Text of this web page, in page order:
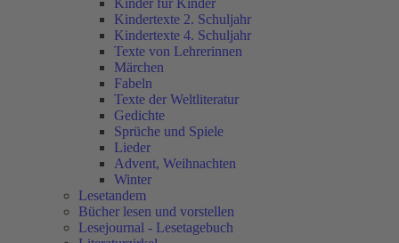
Kinder für Kinder
Kindertexte 2. Schuljahr
Kindertexte 4. Schuljahr
Texte von Lehrerinnen
Märchen
Fabeln
Texte der Weltliteratur
Gedichte
Sprüche und Spiele
Lieder
Advent, Weihnachten
Winter
Lesetandem
Bücher lesen und vorstellen
Lesejournal - Lesetagebuch